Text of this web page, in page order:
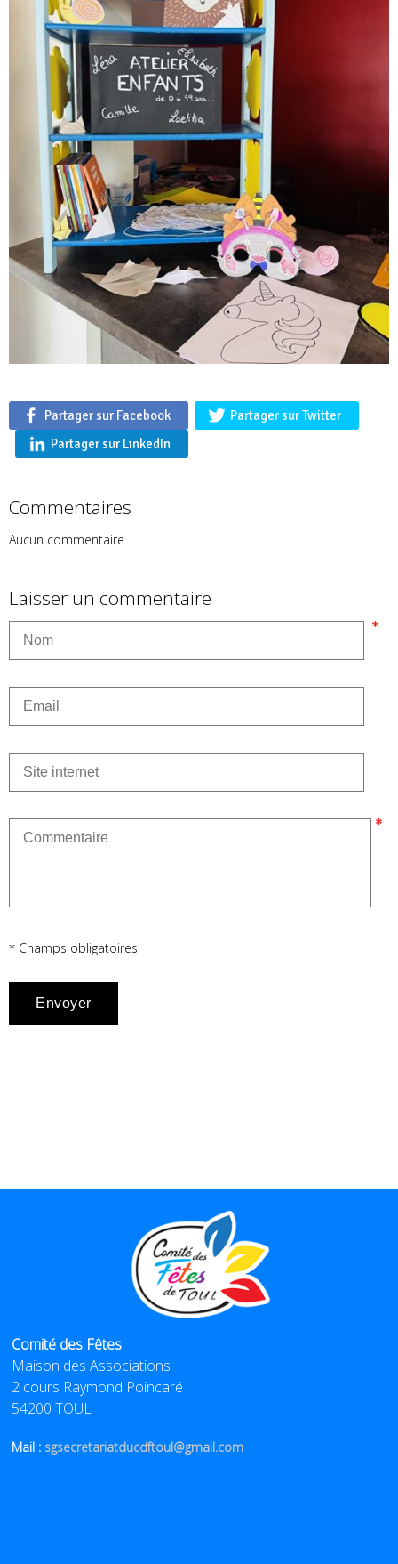
Partager sur Facebook
Partager sur Twitter
Partager sur LinkedIn
Commentaires
Aucun commentaire
Laisser un commentaire
* Champs obligatoires
Comité des Fêtes
Maison des Associations
2 cours Raymond Poincaré
54200 TOUL
Mail : sgsecretariatducdftoul@gmail.com